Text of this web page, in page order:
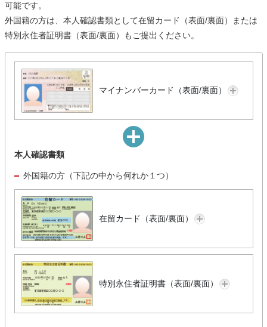
可能です。
外国籍の方は、本人確認書類として在留カード（表面/裏面）または
特別永住者証明書（表面/裏面）もご提出ください。
マイナンバーカード（表面/裏面）
本人確認書類
外国籍の方（下記の中から何れか１つ）
在留カード（表面/裏面）
特別永住者証明書（表面/裏面）